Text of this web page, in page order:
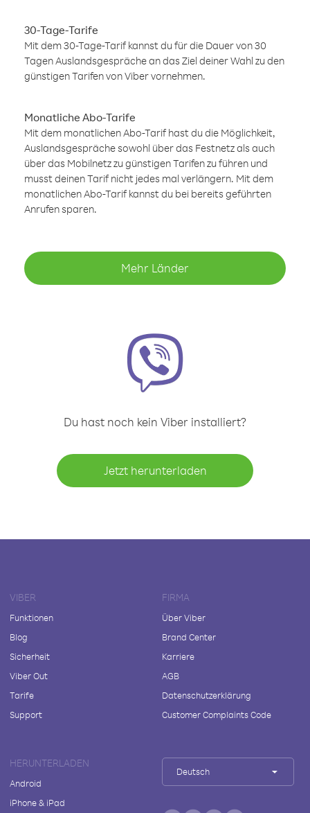
30-Tage-Tarife
Mit dem 30-Tage-Tarif kannst du für die Dauer von 30
Tagen Auslandsgespräche an das Ziel deiner Wahl zu den
günstigen Tarifen von Viber vornehmen.
Monatliche Abo-Tarife
Mit dem monatlichen Abo-Tarif hast du die Möglichkeit,
Auslandsgespräche sowohl über das Festnetz als auch
über das Mobilnetz zu günstigen Tarifen zu führen und
musst deinen Tarif nicht jedes mal verlängern. Mit dem
monatlichen Abo-Tarif kannst du bei bereits geführten
Anrufen sparen.
Mehr Länder
Du hast noch kein Viber installiert?
Jetzt herunterladen
VIBER
Funktionen
Blog
Sicherheit
Viber Out
Tarife
Support
FIRMA
Über Viber
Brand Center
Karriere
AGB
Datenschutzerklärung
Customer Complaints Code
HERUNTERLADEN
Android
iPhone & iPad
Deutsch